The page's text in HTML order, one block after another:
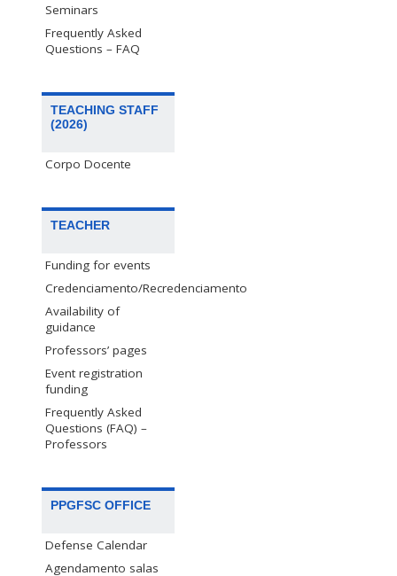
Seminars
Frequently Asked
Questions – FAQ
TEACHING STAFF
(2026)
Corpo Docente
TEACHER
Funding for events
Credenciamento/Recredenciamento
Availability of
guidance
Professors’ pages
Event registration
funding
Frequently Asked
Questions (FAQ) –
Professors
PPGFSC OFFICE
Defense Calendar
Agendamento salas